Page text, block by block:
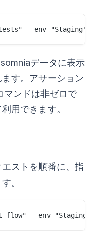
データに表示
す。アサーション
マンドは非ゼロで
用できます。
ストを順番に、指
。